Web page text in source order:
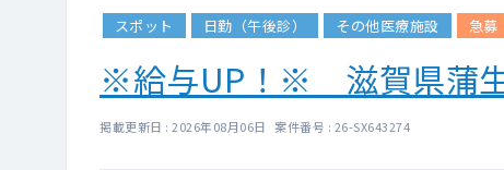
スポット 日勤（午後診） その他医療施設 急募
※給与UP！※ 滋賀県蒲生
掲載更新日 : 2026年08月06日 案件番号 : 26-SX643274